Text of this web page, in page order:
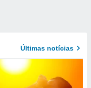
Últimas notícias